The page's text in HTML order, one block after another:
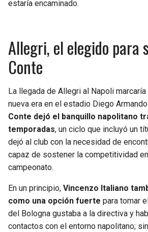
estaría encaminado.
Allegri, el elegido para
Conte
La llegada de Allegri al Napoli
nueva era en el estadio Diego
Conte dejó el banquillo napolitano
temporadas, un ciclo que incluyó un
dejó al club con la necesidad de
capaz de sostener la competitividad
campeonato.
En un principio, Vincenzo Italiano
como una opción fuerte para tomar
del Bologna gustaba a la directiva y
contactos con el entorno napolitano;